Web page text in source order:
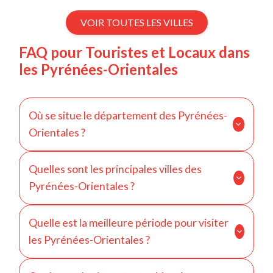
VOIR TOUTES LES VILLES
FAQ pour Touristes et Locaux dans
les Pyrénées-Orientales
Où se situe le département des Pyrénées-
Orientales ?
la France, en région Occitanie, à la frontière avec
l’Espagne et la Méditerranée.
Quelles sont les principales villes des
Pyrénées-Orientales ?
Mer et Canet-en-Roussillon.
Quelle est la meilleure période pour visiter
les Pyrénées-Orientales ?